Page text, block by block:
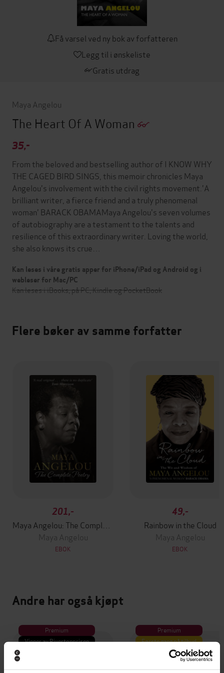
Få varsel ved ny bok av forfatteren
Legg til i ønskeliste
Gratis utdrag
Maya Angelou
The Heart Of A Woman
35,-
From the beloved and bestselling author of I KNOW WHY
THE CAGED BIRD SINGS, this memoir chronicles Maya
Angelou's involvement with the civil rights movement.'A
brilliant writer, a fierce friend and a truly phenomenal
woman' BARACK OBAMAMaya Angelou's seven volumes
of autobiography are a testament to the talents and
resilience of this extraordinary writer. Loving the world,
she also knows its crue…
Kan leses i våre gratis apper for iPhone/iPad og Android og i
webleser for Mac/PC
Kan leses i iBooks, på PC, Kindle og PocketBook
Flere bøker av samme forfatter
201,-
Maya Angelou
EBOK
49,-
Rainbow in the Cloud
Maya Angelou
EBOK
Andre har også kjøpt
Premium
Vinner av Rivertonprisen
Premium
Første gang på tilbud